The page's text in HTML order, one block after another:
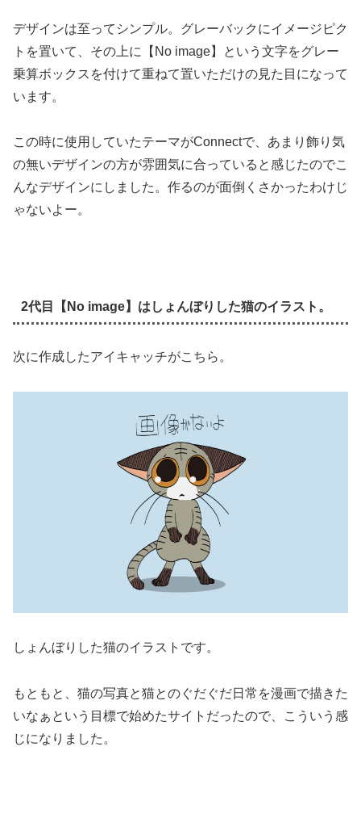
デザインは至ってシンプル。グレーバックにイメージピク
トを置いて、その上に【No image】という文字をグレー
乗算ボックスを付けて重ねて置いただけの見た目になって
います。
この時に使用していたテーマがConnectで、あまり飾り気
の無いデザインの方が雰囲気に合っていると感じたのでこ
んなデザインにしました。作るのが面倒くさかったわけじ
ゃないよー。
2代目【No image】はしょんぼりした猫のイラスト。
次に作成したアイキャッチがこちら。
しょんぼりした猫のイラストです。
もともと、猫の写真と猫とのぐだぐだ日常を漫画で描きた
いなぁという目標で始めたサイトだったので、こういう感
じになりました。